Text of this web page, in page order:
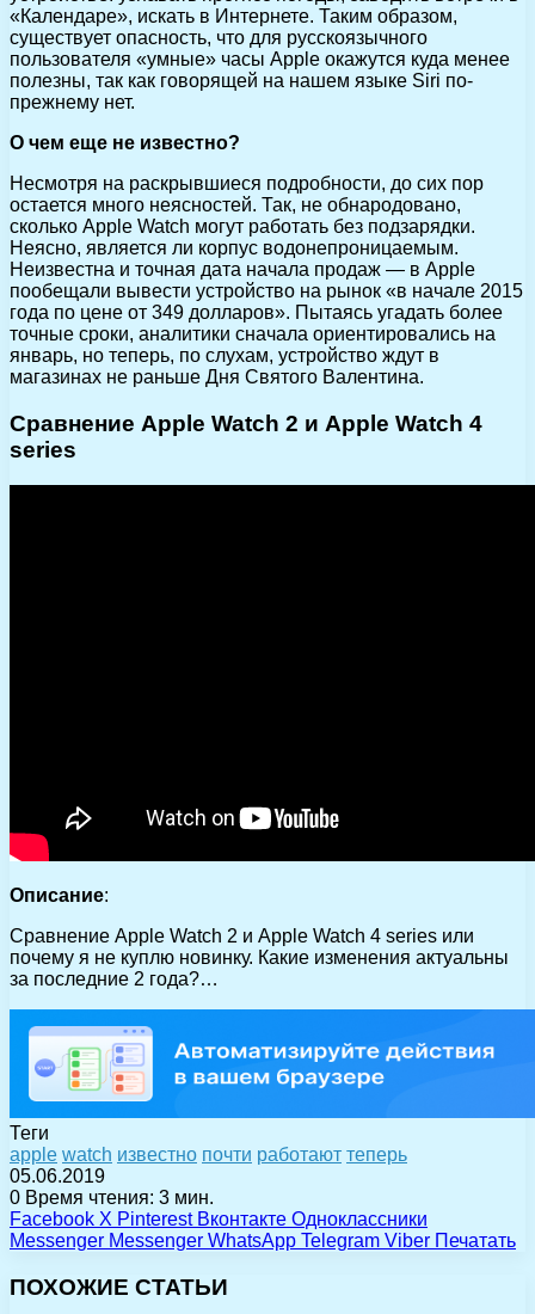
«Календаре», искать в Интернете. Таким образом,
существует опасность, что для русскоязычного
пользователя «умные» часы Apple окажутся куда менее
полезны, так как говорящей на нашем языке Siri по-
прежнему нет.
О чем еще не известно?
Несмотря на раскрывшиеся подробности, до сих пор
остается много неясностей. Так, не обнародовано,
сколько Apple Watch могут работать без подзарядки.
Неясно, является ли корпус водонепроницаемым.
Неизвестна и точная дата начала продаж — в Apple
пообещали вывести устройство на рынок «в начале 2015
года по цене от 349 долларов». Пытаясь угадать более
точные сроки, аналитики сначала ориентировались на
январь, но теперь, по слухам, устройство ждут в
магазинах не раньше Дня Святого Валентина.
Сравнение Apple Watch 2 и Apple Watch 4
series
Описание:
Сравнение Apple Watch 2 и Apple Watch 4 series или
почему я не куплю новинку. Какие изменения актуальны
за последние 2 года?…
Теги
apple watch известно почти работают теперь
05.06.2019
0 Время чтения: 3 мин.
Facebook X Pinterest Вконтакте Одноклассники
Messenger Messenger WhatsApp Telegram Viber Печатать
ПОХОЖИЕ СТАТЬИ